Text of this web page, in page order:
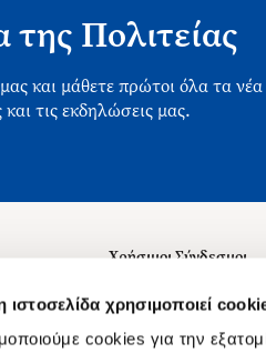
ιστοσελίδα χρησιμοποιεί
cookies για την
Πολιτείας
και μάθετε πρώτοι όλα τα νέα
και τις εκδηλώσεις μας.
Χρήσιμοι Σύνδεσμοι
Σχετικά με εμάς
Θέσεις Εργασίας